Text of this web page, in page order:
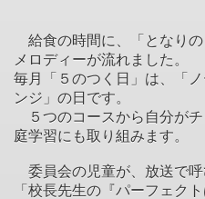
給食の時間に、「となり
メロディーが流れました。
毎月「５のつく日」は、「
ンジ」の日です。
５つのコースから自分が
庭学習にも取り組みます。
委員会の児童が、放送で呼
「校長先生の『パーフェク